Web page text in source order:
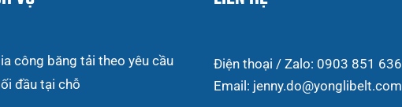
công băng tải theo yêu cầu
đầu tại chỗ
Điện thoại / Zalo: 0903 851 636
Email: jenny.do@yonglibelt.com